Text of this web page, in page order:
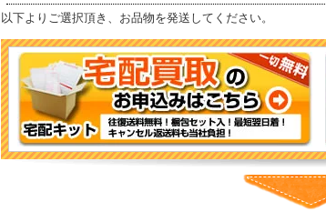
以下よりご選択頂き、お品物を発送してください。